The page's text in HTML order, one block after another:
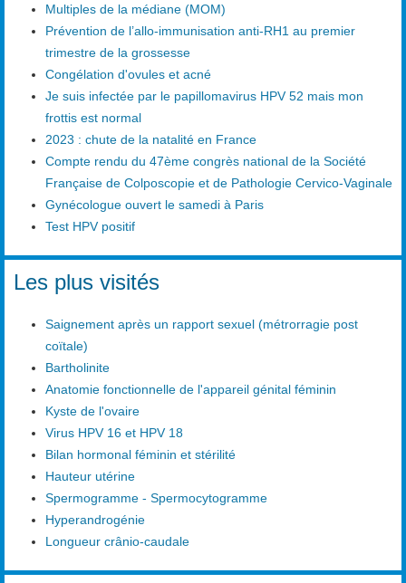
Multiples de la médiane (MOM)
Prévention de l’allo-immunisation anti-RH1 au premier
trimestre de la grossesse
Congélation d'ovules et acné
Je suis infectée par le papillomavirus HPV 52 mais mon
frottis est normal
2023 : chute de la natalité en France
Compte rendu du 47ème congrès national de la Société
Française de Colposcopie et de Pathologie Cervico-Vaginale
Gynécologue ouvert le samedi à Paris
Test HPV positif
Les plus visités
Saignement après un rapport sexuel (métrorragie post
coïtale)
Bartholinite
Anatomie fonctionnelle de l'appareil génital féminin
Kyste de l'ovaire
Virus HPV 16 et HPV 18
Bilan hormonal féminin et stérilité
Hauteur utérine
Spermogramme - Spermocytogramme
Hyperandrogénie
Longueur crânio-caudale